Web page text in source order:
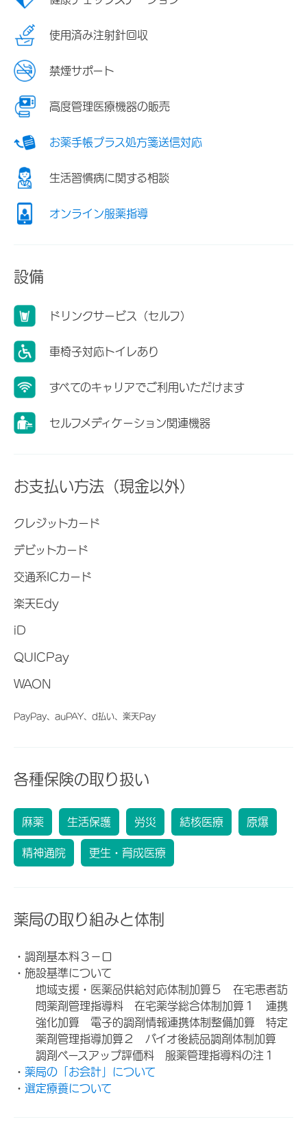
使用済み注射針回収
禁煙サポート
高度管理医療機器の販売
お薬手帳プラス処方箋送信対応
生活習慣病に関する相談
オンライン服薬指導
設備
ドリンクサービス（セルフ）
車椅子対応トイレあり
すべてのキャリアでご利用いただけます
セルフメディケーション関連機器
お支払い方法（現金以外）
クレジットカード
デビットカード
交通系ICカード
楽天Edy
iD
QUICPay
WAON
PayPay、auPAY、d払い、楽天Pay
各種保険の取り扱い
麻薬 生活保護 労災 結核医療 原爆
精神通院 更生・育成医療
薬局の取り組みと体制
・調剤基本料３－ロ
・施設基準について
地域支援・医薬品供給対応体制加算５ 在宅患者訪
問薬剤管理指導料 在宅薬学総合体制加算１ 連携
強化加算 電子的調剤情報連携体制整備加算 特定
薬剤管理指導加算２ バイオ後続品調剤体制加算
調剤ベースアップ評価料 服薬管理指導料の注１
・ 薬局の「お会計」について
・ 選定療養について